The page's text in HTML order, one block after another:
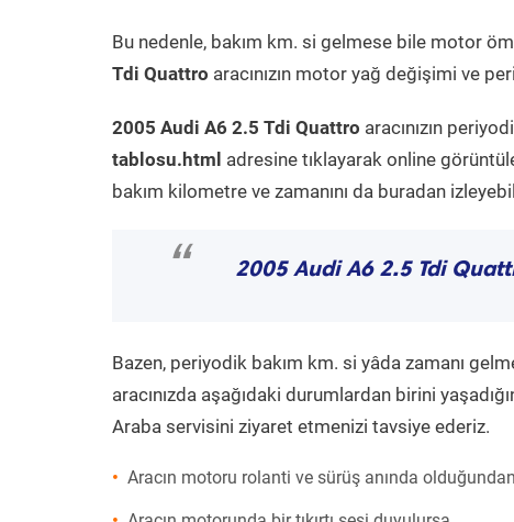
Bu nedenle, bakım km. si gelmese bile motor
Tdi Quattro aracınızın motor yağ değişimi ve
2005 Audi A6 2.5 Tdi Quattro aracınızın
tablosu.html adresine tıklayarak online
bakım kilometre ve zamanını da buradan
“ 2005 Audi A6 2.5 Tdi
Bazen, periyodik bakım km. si yâda zamanı
aracınızda aşağıdaki durumlardan birini
Araba servisini ziyaret etmenizi tavsiye ederiz.
Aracın motoru rolanti ve sürüş anında